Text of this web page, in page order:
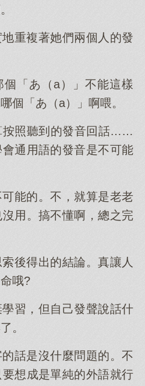
重複著她們兩個人的發
個「あ（a）」不能這樣
個「あ（a）」啊喂。
按照聽到的發音回話……
通用語的發音是不可能
能的。不，就算是老老
用。搞不懂啊，總之完
後得出的結論。真讓人
哦?
習，但自己發聲說話什
。
話是沒什麼問題的。不
想成是單純的外語就行